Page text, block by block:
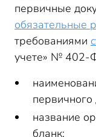
первичные
обязательные
требованиями
учете» № 402-
первичного
название
бланк;